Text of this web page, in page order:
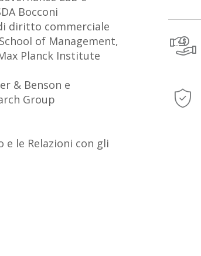
Bocconi
diritto commerciale
of Management,
Planck Institute
& Benson e
Group
le Relazioni con gli